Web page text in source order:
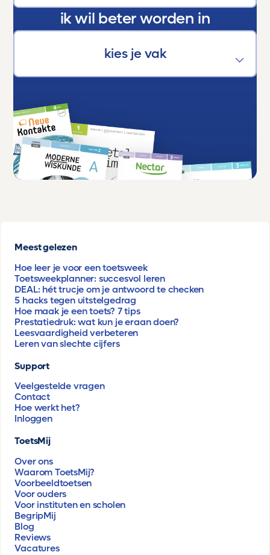
ik wil beter worden in
Meest gelezen
Hoe leer je voor een toetsweek
Toetsweekplanner: succesvol leren
DEAL: hét trucje om je antwoord te checken
5 hacks tegen uitstelgedrag
Hoe maak je een toets? 7 tips
Prestatiedruk: wat kun je eraan doen?
Leesvaardigheid verbeteren
Leren van slechte cijfers
Support
Veelgestelde vragen
Contact
Hoe werkt het?
Inloggen
ToetsMij
Over ons
Waarom ToetsMij?
Voorbeeldtoetsen
Voor ouders
Voor instituten en scholen
BegripMij
Blog
Reviews
Vacatures